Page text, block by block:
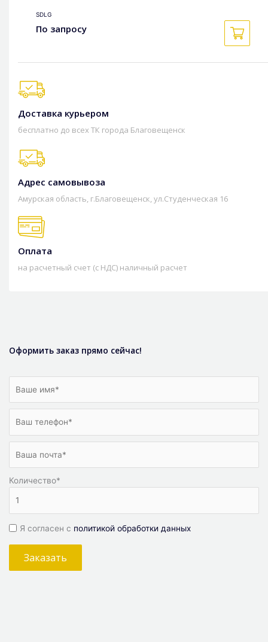
SDLG
По запросу
Доставка курьером
бесплатно до всех ТК города Благовещенск
Адрес самовывоза
Амурская область, г.Благовещенск, ул.Студенческая 16
Оплата
на расчетный счет (с НДС) наличный расчет
Оформить заказ прямо сейчас!
Количество*
Я согласен с политикой обработки данных
Заказать